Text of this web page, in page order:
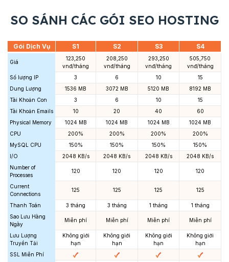
SO SÁNH CÁC GÓI SEO HOSTING
Gói Dịch Vụ S1 S2 S3 S4
Giá
123,250
vnđ/tháng
208,250
vnđ/tháng
293,250
vnđ/tháng
505,750
vnđ/tháng
Số lượng IP
3 6 10
15
Dung Lượng
1536 MB 3072 MB 5120 MB
8192 MB
Tài Khoản Con
3 6 10
15
Tài Khoản Emails
10 20 40
60
Physical Memory
1024 MB 1024 MB 1024 MB
1024 MB
CPU
200% 200% 200%
200%
MySQL CPU
150% 150% 150%
150%
I/O
2048 KB/s 2048 KB/s 2048 KB/s
2048 KB/s
Number of
Processes
120 120 120 120
Current
Connections
125 125 125 125
Thanh Toán 3 tháng 3 tháng 1 tháng
1 tháng
Sao Lưu Hàng
Ngày
Miễn phí Miễn phí Miễn phí Miễn phí
Lưu Lượng
Truyền Tải
Không giới
hạn
Không giới
hạn
Không giới
hạn
Không giới
hạn
SSL Miễn Phí